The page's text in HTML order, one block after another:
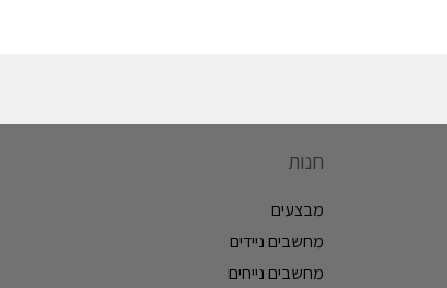
חנות
מבצעים
מחשבים ניידים
מחשבים נייחים